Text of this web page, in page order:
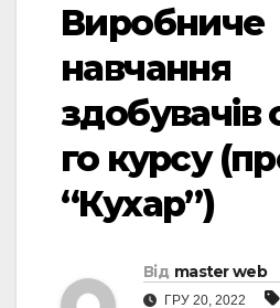
Виробниче
навчання
здобувачів
го курсу
“Кухар”)
Від master web
ГРУ 20, 2022